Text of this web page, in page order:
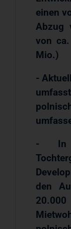
einen
Abzug
von
Mio.)
-
- In
den